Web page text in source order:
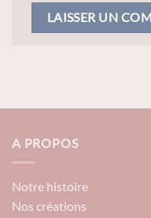
A PROPOS
Notre histoire
Nos créations